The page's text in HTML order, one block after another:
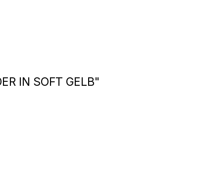
IN SOFT GELB"